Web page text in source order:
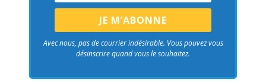
Avec nous, pas de courrier indésirable. Vous pouvez vous
désinscrire quand vous le souhaitez.